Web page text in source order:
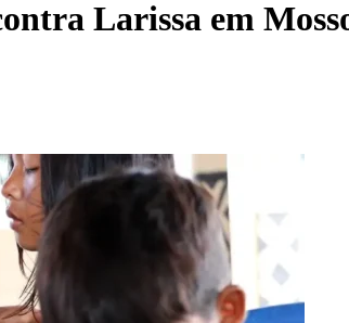
Larissa em